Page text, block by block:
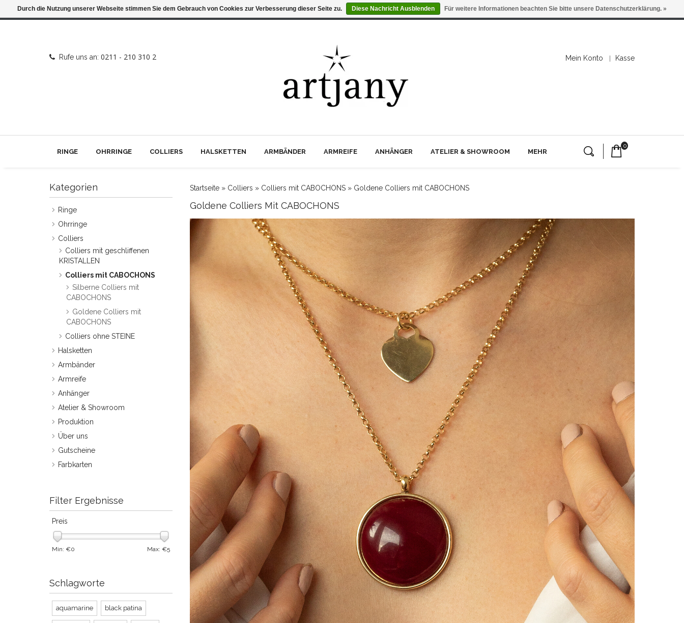
Rufe uns an: 0211 - 210 310 2 Mein Konto Kasse
RINGE OHRRINGE COLLIERS HALSKETTEN ARMBÄNDER ARMREIFE ANHÄNGER ATELIER & SHOWROOM MEHR
0
Startseite » Colliers » Colliers mit CABOCHONS » Goldene Colliers mit CABOCHONS
Goldene Colliers Mit CABOCHONS
Kategorien
Ringe
Ohrringe
Colliers
Colliers mit geschliffenen
KRISTALLEN
Colliers mit CABOCHONS
Silberne Colliers mit
CABOCHONS
Goldene Colliers mit
CABOCHONS
Colliers ohne STEINE
Halsketten
Armbänder
Armreife
Anhänger
Atelier & Showroom
Produktion
Über uns
Gutscheine
Farbkarten
Filter Ergebnisse
Preis
Min: €0 Max: €5
Schlagworte
aquamarine black patina
Durch die Nutzung unserer Webseite stimmen Sie dem Gebrauch von Cookies zur Verbesserung dieser Seite zu. Diese Nachricht Ausblenden Für weitere Informationen beachten Sie bitte unsere Datenschutzerklärung. »